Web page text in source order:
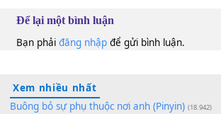
Thanh Hoài Bbm
100